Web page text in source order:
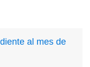
al mes de